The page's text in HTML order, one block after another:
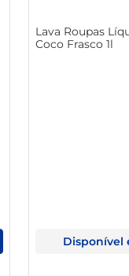
Lava Roupas
Coco Frasco 1l
Disponível